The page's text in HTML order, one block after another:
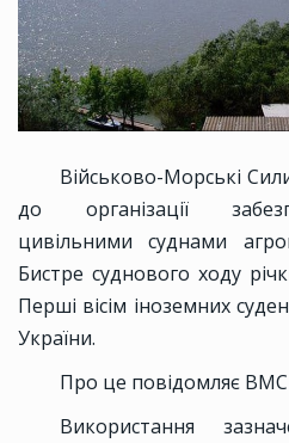
Військово-Морські
до організації
цивільними суднами
Бистре суднового ходу
Перші вісім іноземних
України.
Про це повідомляє ВМС
Використання